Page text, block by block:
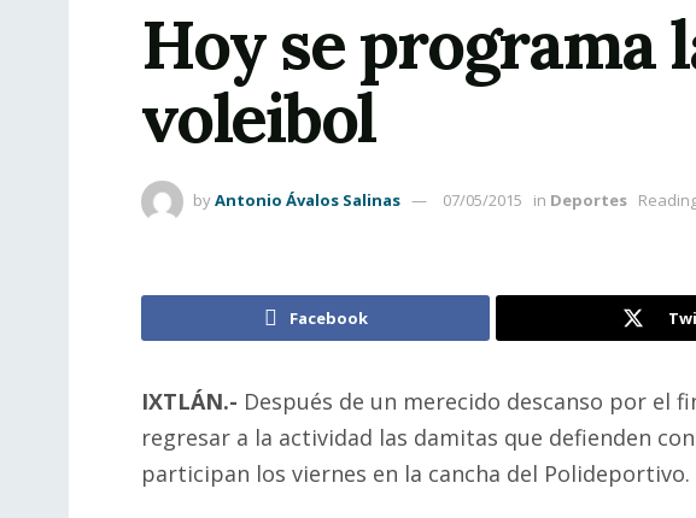
Hoy se programa
voleibol
byAntonio Ávalos Salinas 07/05/2015 in Deportes
Facebook
IXTLÁN.- Después de un merecido descanso por el
regresar a la actividad las damitas que defienden
participan los viernes en la cancha del Polideportivo.